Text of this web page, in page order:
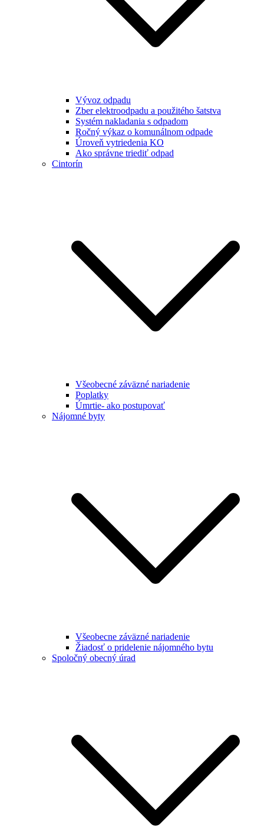
Vývoz odpadu
Zber elektroodpadu a použitého šatstva
Systém nakladania s odpadom
Ročný výkaz o komunálnom odpade
Úroveň vytriedenia KO
Ako správne triediť odpad
Cintorín
Všeobecné záväzné nariadenie
Poplatky
Úmrtie- ako postupovať
Nájomné byty
Všeobecne záväzné nariadenie
Žiadosť o pridelenie nájomného bytu
Spoločný obecný úrad